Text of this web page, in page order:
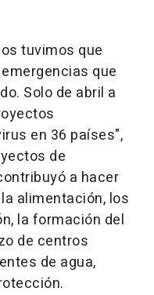
tuvimos que
que
Solo de abril a
en 36 países",
de
a hacer
alimentación, los
la formación del
de centros
de agua,